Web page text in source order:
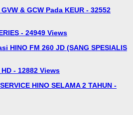
& GCW Pada KEUR - 32552
- 24949 Views
HINO FM 260 JD (SANG SPESIALIS
HD - 12882 Views
HINO SELAMA 2 TAHUN -